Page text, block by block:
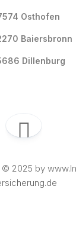
Osthofen
Baiersbronn
Dillenburg
© 2025 by